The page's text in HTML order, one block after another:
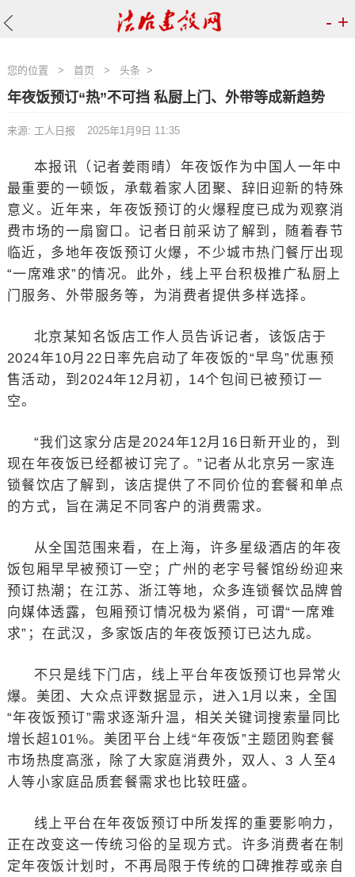
- +
您的位置 > 首页 > 头条>
年夜饭预订“热”不可挡 私厨上门、外带等成新趋势
来源: 工人日报 2025年1月9日 11:35
本报讯（记者姜雨晴）年夜饭作为中国人一年中
最重要的一顿饭，承载着家人团聚、辞旧迎新的特殊
意义。近年来，年夜饭预订的火爆程度已成为观察消
费市场的一扇窗口。记者日前采访了解到，随着春节
临近，多地年夜饭预订火爆，不少城市热门餐厅出现
“一席难求”的情况。此外，线上平台积极推广私厨上
门服务、外带服务等，为消费者提供多样选择。
北京某知名饭店工作人员告诉记者，该饭店于
2024年10月22日率先启动了年夜饭的“早鸟”优惠预
售活动，到2024年12月初，14个包间已被预订一
空。
“我们这家分店是2024年12月16日新开业的，到
现在年夜饭已经都被订完了。”记者从北京另一家连
锁餐饮店了解到，该店提供了不同价位的套餐和单点
的方式，旨在满足不同客户的消费需求。
从全国范围来看，在上海，许多星级酒店的年夜
饭包厢早早被预订一空；广州的老字号餐馆纷纷迎来
预订热潮；在江苏、浙江等地，众多连锁餐饮品牌曾
向媒体透露，包厢预订情况极为紧俏，可谓“一席难
求”；在武汉，多家饭店的年夜饭预订已达九成。
不只是线下门店，线上平台年夜饭预订也异常火
爆。美团、大众点评数据显示，进入1月以来，全国
“年夜饭预订”需求逐渐升温，相关关键词搜索量同比
增长超101%。美团平台上线“年夜饭”主题团购套餐
市场热度高涨，除了大家庭消费外，双人、3 人至4
人等小家庭品质套餐需求也比较旺盛。
线上平台在年夜饭预订中所发挥的重要影响力，
正在改变这一传统习俗的呈现方式。许多消费者在制
定年夜饭计划时，不再局限于传统的口碑推荐或亲自